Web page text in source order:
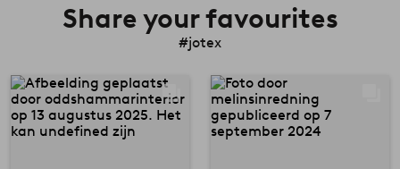
Share your favourites
#jotex